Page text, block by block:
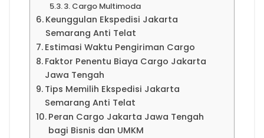
3. Cargo Multimoda
Keunggulan Ekspedisi Jakarta
Semarang Anti Telat
Estimasi Waktu Pengiriman Cargo
Faktor Penentu Biaya Cargo Jakarta
Jawa Tengah
Tips Memilih Ekspedisi Jakarta
Semarang Anti Telat
Peran Cargo Jakarta Jawa Tengah
bagi Bisnis dan UMKM